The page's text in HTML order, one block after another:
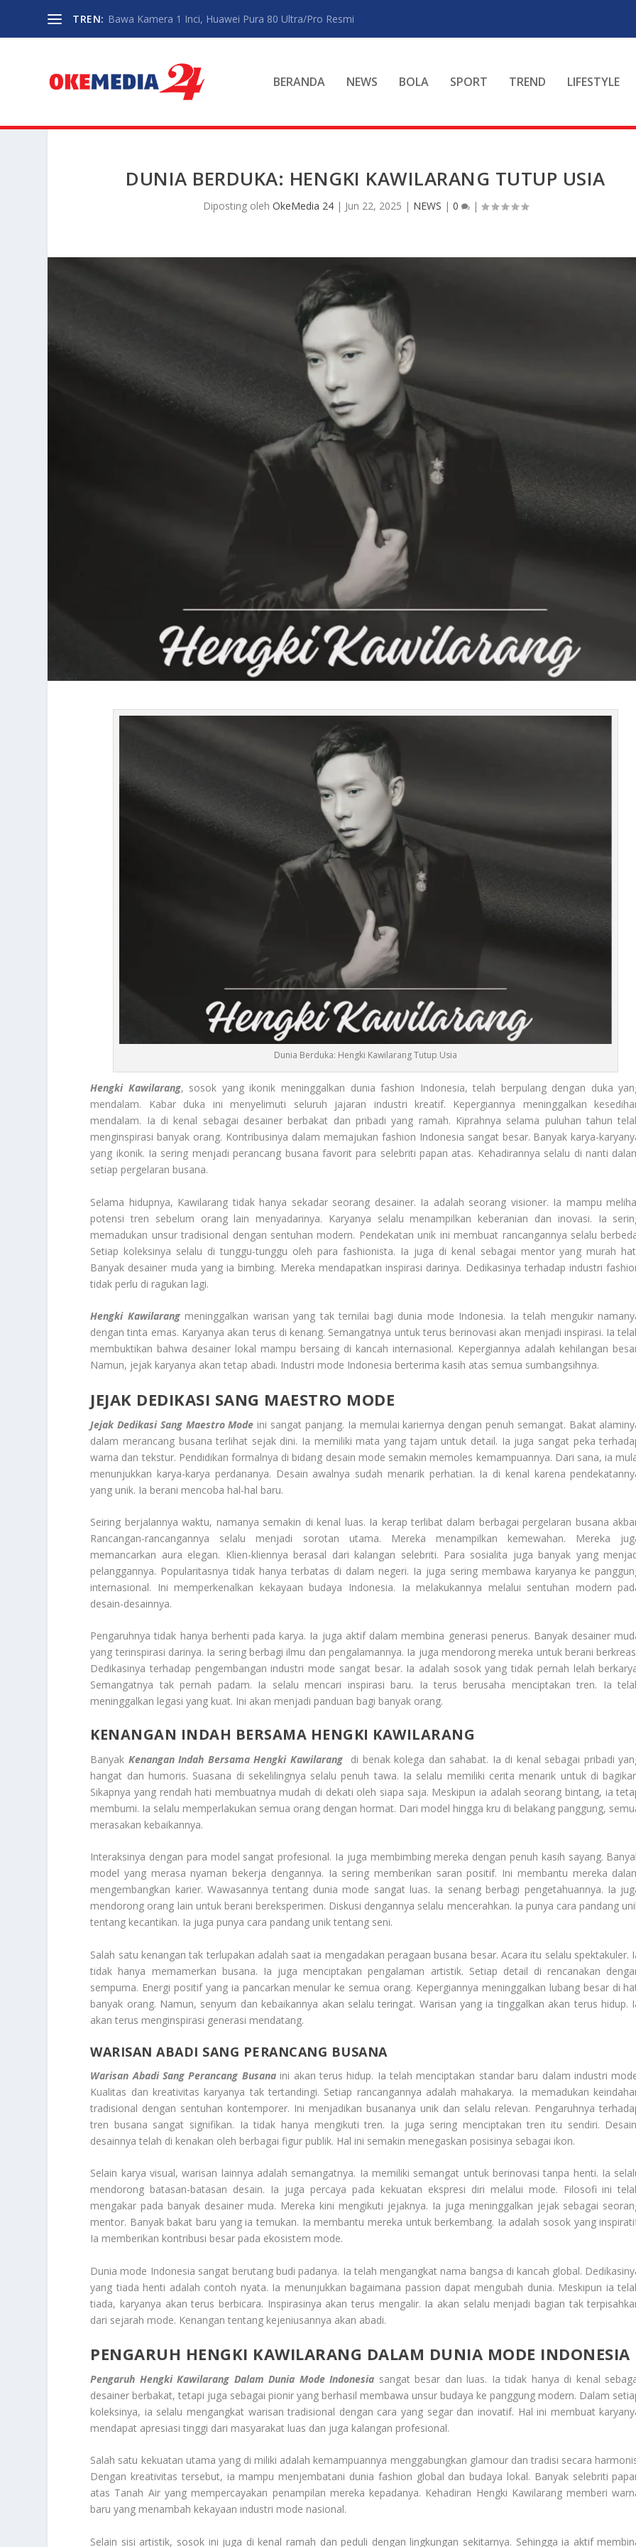
TREN: Bawa Kamera 1 Inci, Huawei Pura 80 Ultra/Pro Resmi
BERANDA NEWS BOLA SPORT TREND LIFESTYLE
DUNIA BERDUKA: HENGKI KAWILARANG TUTUP USIA
Diposting oleh OkeMedia 24| Jun 22, 2025 | NEWS | 0 |
Dunia Berduka: Hengki Kawilarang Tutup Usia
Hengki Kawilarang, sosok yang ikonik meninggalkan dunia fashion Indonesia, telah berpulang dengan duka
mendalam. Kabar duka ini menyelimuti seluruh jajaran industri kreatif. Kepergiannya meninggalkan
mendalam. Ia di kenal sebagai desainer berbakat dan pribadi yang ramah. Kiprahnya selama puluhan tahun
menginspirasi banyak orang. Kontribusinya dalam memajukan fashion Indonesia sangat besar. Banyak karya-
yang ikonik. Ia sering menjadi perancang busana favorit para selebriti papan atas. Kehadirannya selalu di nanti
setiap pergelaran busana.
Selama hidupnya, Kawilarang tidak hanya sekadar seorang desainer. Ia adalah seorang visioner. Ia mampu
potensi tren sebelum orang lain menyadarinya. Karyanya selalu menampilkan keberanian dan inovasi. Ia
memadukan unsur tradisional dengan sentuhan modern. Pendekatan unik ini membuat rancangannya selalu
Setiap koleksinya selalu di tunggu-tunggu oleh para fashionista. Ia juga di kenal sebagai mentor yang murah
Banyak desainer muda yang ia bimbing. Mereka mendapatkan inspirasi darinya. Dedikasinya terhadap industri
tidak perlu di ragukan lagi.
Hengki Kawilarangmeninggalkan warisan yang tak ternilai bagi dunia mode Indonesia. Ia telah mengukir
dengan tinta emas. Karyanya akan terus di kenang. Semangatnya untuk terus berinovasi akan menjadi inspirasi. Ia
membuktikan bahwa desainer lokal mampu bersaing di kancah internasional. Kepergiannya adalah kehilangan
Namun, jejak karyanya akan tetap abadi. Industri mode Indonesia berterima kasih atas semua sumbangsihnya.
JEJAK DEDIKASI SANG MAESTRO MODE
Jejak Dedikasi Sang Maestro Mode ini sangat panjang. Ia memulai kariernya dengan penuh semangat. Bakat
dalam merancang busana terlihat sejak dini. Ia memiliki mata yang tajam untuk detail. Ia juga sangat peka
warna dan tekstur. Pendidikan formalnya di bidang desain mode semakin memoles kemampuannya. Dari sana, ia
menunjukkan karya-karya perdananya. Desain awalnya sudah menarik perhatian. Ia di kenal karena
yang unik. Ia berani mencoba hal-hal baru.
Seiring berjalannya waktu, namanya semakin di kenal luas. Ia kerap terlibat dalam berbagai pergelaran busana
Rancangan-rancangannya selalu menjadi sorotan utama. Mereka menampilkan kemewahan. Mereka
memancarkan aura elegan. Klien-kliennya berasal dari kalangan selebriti. Para sosialita juga banyak yang
pelanggannya. Popularitasnya tidak hanya terbatas di dalam negeri. Ia juga sering membawa karyanya ke
internasional. Ini memperkenalkan kekayaan budaya Indonesia. Ia melakukannya melalui sentuhan modern
desain-desainnya.
Pengaruhnya tidak hanya berhenti pada karya. Ia juga aktif dalam membina generasi penerus. Banyak desainer
yang terinspirasi darinya. Ia sering berbagi ilmu dan pengalamannya. Ia juga mendorong mereka untuk berani
Dedikasinya terhadap pengembangan industri mode sangat besar. Ia adalah sosok yang tidak pernah lelah
Semangatnya tak pernah padam. Ia selalu mencari inspirasi baru. Ia terus berusaha menciptakan tren. Ia
meninggalkan legasi yang kuat. Ini akan menjadi panduan bagi banyak orang.
KENANGAN INDAH BERSAMA HENGKI KAWILARANG
Banyak Kenangan Indah Bersama Hengki Kawilarang
di benak kolega dan sahabat. Ia di kenal sebagai pribadi
hangat dan humoris. Suasana di sekelilingnya selalu penuh tawa. Ia selalu memiliki cerita menarik untuk di
Sikapnya yang rendah hati membuatnya mudah di dekati oleh siapa saja. Meskipun ia adalah seorang bintang, ia
membumi. Ia selalu memperlakukan semua orang dengan hormat. Dari model hingga kru di belakang panggung,
merasakan kebaikannya.
Interaksinya dengan para model sangat profesional. Ia juga membimbing mereka dengan penuh kasih sayang.
model yang merasa nyaman bekerja dengannya. Ia sering memberikan saran positif. Ini membantu mereka
mengembangkan karier. Wawasannya tentang dunia mode sangat luas. Ia senang berbagi pengetahuannya. Ia
mendorong orang lain untuk berani bereksperimen. Diskusi dengannya selalu mencerahkan. Ia punya cara pandang
tentang kecantikan. Ia juga punya cara pandang unik tentang seni.
Salah satu kenangan tak terlupakan adalah saat ia mengadakan peragaan busana besar. Acara itu selalu spektakuler.
tidak hanya memamerkan busana. Ia juga menciptakan pengalaman artistik. Setiap detail di rencanakan
sempurna. Energi positif yang ia pancarkan menular ke semua orang. Kepergiannya meninggalkan lubang besar di
banyak orang. Namun, senyum dan kebaikannya akan selalu teringat. Warisan yang ia tinggalkan akan terus hidup.
akan terus menginspirasi generasi mendatang.
WARISAN ABADI SANG PERANCANG BUSANA
Warisan Abadi Sang Perancang Busana ini akan terus hidup. Ia telah menciptakan standar baru dalam industri
Kualitas dan kreativitas karyanya tak tertandingi. Setiap rancangannya adalah mahakarya. Ia memadukan
tradisional dengan sentuhan kontemporer. Ini menjadikan busananya unik dan selalu relevan. Pengaruhnya
tren busana sangat signifikan. Ia tidak hanya mengikuti tren. Ia juga sering menciptakan tren itu sendiri.
desainnya telah di kenakan oleh berbagai figur publik. Hal ini semakin menegaskan posisinya sebagai ikon.
Selain karya visual, warisan lainnya adalah semangatnya. Ia memiliki semangat untuk berinovasi tanpa henti. Ia
mendorong batasan-batasan desain. Ia juga percaya pada kekuatan ekspresi diri melalui mode. Filosofi ini
mengakar pada banyak desainer muda. Mereka kini mengikuti jejaknya. Ia juga meninggalkan jejak sebagai
mentor. Banyak bakat baru yang ia temukan. Ia membantu mereka untuk berkembang. Ia adalah sosok yang
Ia memberikan kontribusi besar pada ekosistem mode.
Dunia mode Indonesia sangat berutang budi padanya. Ia telah mengangkat nama bangsa di kancah global.
yang tiada henti adalah contoh nyata. Ia menunjukkan bagaimana passion dapat mengubah dunia. Meskipun ia
tiada, karyanya akan terus berbicara. Inspirasinya akan terus mengalir. Ia akan selalu menjadi bagian tak
dari sejarah mode. Kenangan tentang kejeniusannya akan abadi.
PENGARUH HENGKI KAWILARANG DALAM DUNIA MODE INDONESIA
Pengaruh Hengki Kawilarang Dalam Dunia Mode Indonesia sangat besar dan luas. Ia tidak hanya di kenal
desainer berbakat, tetapi juga sebagai pionir yang berhasil membawa unsur budaya ke panggung modern. Dalam
koleksinya, ia selalu mengangkat warisan tradisional dengan cara yang segar dan inovatif. Hal ini membuat
mendapat apresiasi tinggi dari masyarakat luas dan juga kalangan profesional.
Salah satu kekuatan utama yang di miliki adalah kemampuannya menggabungkan glamour dan tradisi secara
Dengan kreativitas tersebut, ia mampu menjembatani dunia fashion global dan budaya lokal. Banyak selebriti
atas Tanah Air yang mempercayakan penampilan mereka kepadanya. Kehadiran Hengki Kawilarang memberi
baru yang menambah kekayaan industri mode nasional.
Selain sisi artistik, sosok ini juga di kenal ramah dan peduli dengan lingkungan sekitarnya. Sehingga ia aktif